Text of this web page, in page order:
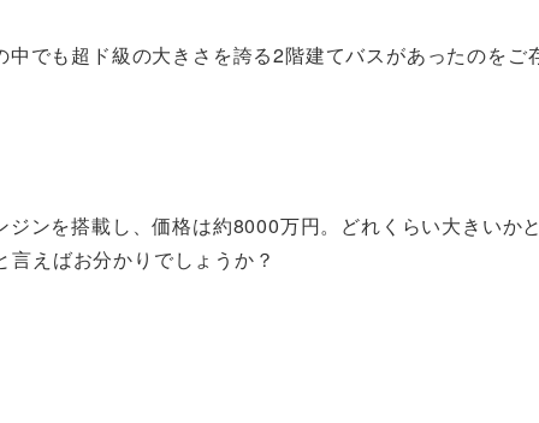
でも超ド級の大きさを誇る2階建てバスがあったのをご
ンを搭載し、価格は約8000万円。どれくらい大きいかと
えばお分かりでしょうか？